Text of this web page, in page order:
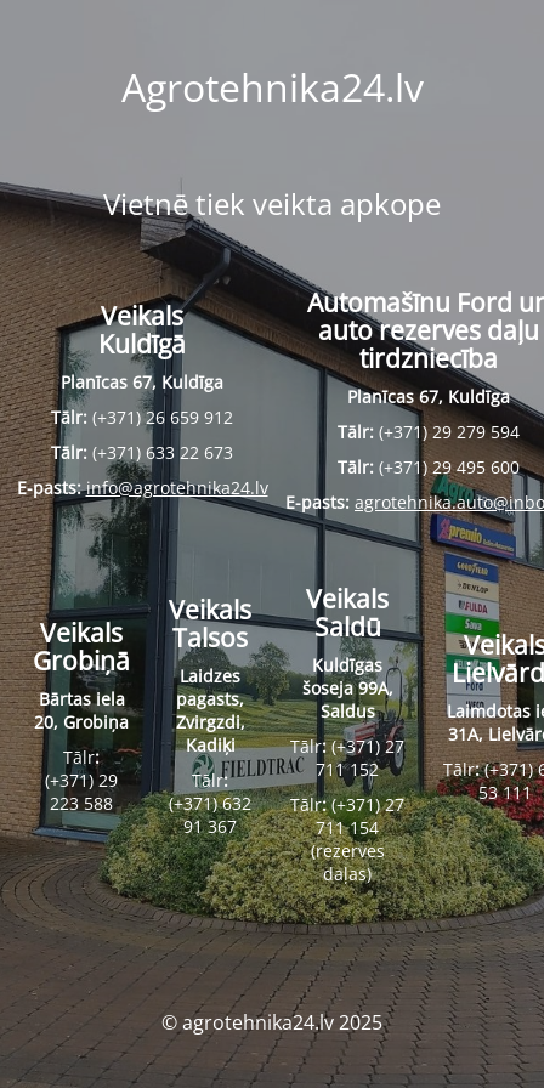
Agrotehnika24.lv
Vietnē tiek veikta apkope
Veikals
Kuldīgā
Planīcas 67, Kuldīga
Tālr: (+371) 26 659 912
Tālr: (+371) 633 22 673
E-pasts:info@agrotehnika24.lv
Automašīnu Ford
auto rezerves daļu
tirdzniecība
Planīcas 67, Kuldīga
Tālr: (+371) 29 279 594
Tālr: (+371) 29 495 600
E-pasts:
Veikals
Grobiņā
Bārtas iela
20, Grobiņa
Tālr:
(+371) 29
223 588
Veikals
Talsos
Laidzes
pagasts,
Zvirgzdi,
Kadiķi
Tālr:
(+371) 632
91 367
Veikals
Saldū
Kuldīgas
šoseja 99A,
Saldus
Tālr:(+371) 27
711 152
Tālr:(+371) 27
711 154
(rezerves
daļas)
Laimdotas
31A,
Tālr:(+371)
53 111
© agrotehnika24.lv 2025